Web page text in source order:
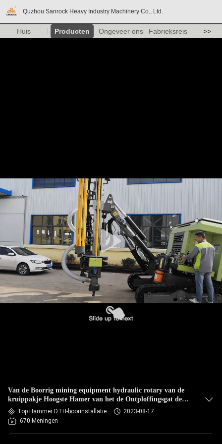
Quzhou Sanrock Heavy Industry Machinery Co., Ltd.
Huis Producten Ongeveer ons Fabrieksreis >>
Van de Boorrig mining equipment hydraulic rotary van de
kruippakje Hoogste Hamer van het de Ontploffingsgat de
Boringsmachine
Top Hammer DTH-boorinstallatie
2023-08-17
670 Meningen